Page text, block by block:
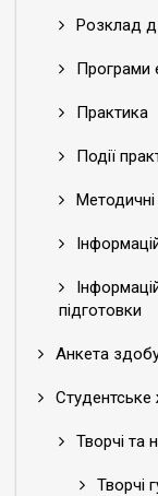
Розклад
Програми
Практика
Події
підготовки
Анкета
Студентське
Творчі та
Творчі